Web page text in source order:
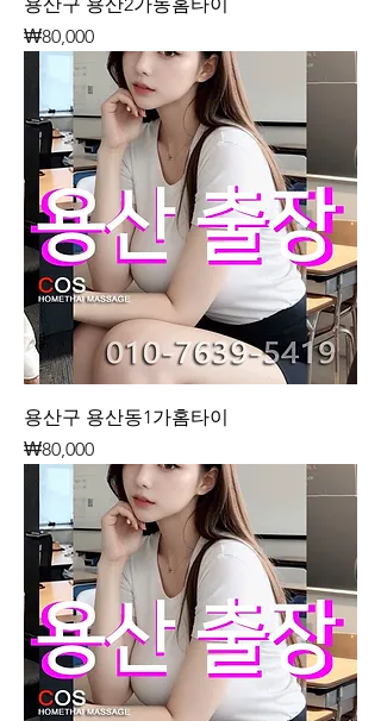
가격
₩80,000
용산구 용산동1가홈타이
가격
₩80,000